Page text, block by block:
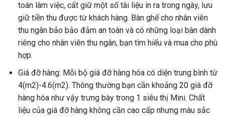
toán làm việc, cất giữ một số tài liệu in ra trong ngày, lưu
giữ tiền thu được từ khách hàng. Bàn ghế cho nhân viên
thu ngân bảo bảo đảm an toàn và có những loại bàn dành
riêng cho nhân viên thu ngân, bạn tìm hiểu và mua cho phù
hợp.
Giá đỡ hàng: Mỗi bộ giá đỡ hàng hóa có diện trung bình từ
4(m2)-4.6(m2). Thông thường bạn cần khoảng 20 giá đỡ
hàng hóa như vậy trưng bày trong 1 siêu thị Mini. Chất
liệu của giá đỡ hàng không cần cao cấp nhưng màu sắc